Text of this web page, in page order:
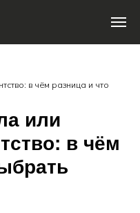
в чём разница и что
или
в чём